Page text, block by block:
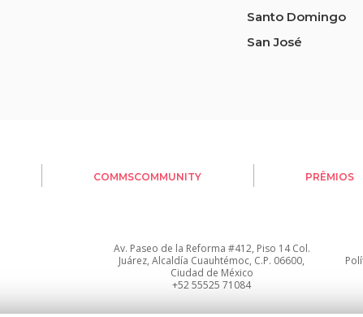
Santo Domingo
San José
COMMSCOMMUNITY PRÊMIOS
Av. Paseo de la Reforma #412, Piso 14 Col.
Juárez, Alcaldía Cuauhtémoc, C.P. 06600,
Ciudad de México
+52 55525 71084